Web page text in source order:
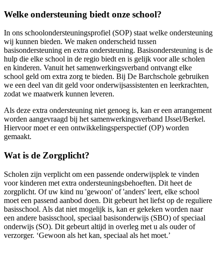
Welke ondersteuning biedt onze school?
In ons schoolondersteuningsprofiel (SOP) staat welke ondersteuning
wij kunnen bieden. We maken onderscheid tussen
basisondersteuning en extra ondersteuning. Basisondersteuning is de
hulp die elke school in de regio biedt en is gelijk voor alle scholen
en kinderen. Vanuit het samenwerkingsverband ontvangt elke
school geld om extra zorg te bieden. Bij De Barchschole gebruiken
we een deel van dit geld voor onderwijsassistenten en leerkrachten,
zodat we maatwerk kunnen leveren.
Als deze extra ondersteuning niet genoeg is, kan er een arrangement
worden aangevraagd bij het samenwerkingsverband IJssel/Berkel.
Hiervoor moet er een ontwikkelingsperspectief (OP) worden
gemaakt.
Wat is de Zorgplicht?
Scholen zijn verplicht om een passende onderwijsplek te vinden
voor kinderen met extra ondersteuningsbehoeften. Dit heet de
zorgplicht. Of uw kind nu 'gewoon' of 'anders' leert, elke school
moet een passend aanbod doen. Dit gebeurt het liefst op de reguliere
basisschool. Als dat niet mogelijk is, kan er gekeken worden naar
een andere basisschool, speciaal basisonderwijs (SBO) of speciaal
onderwijs (SO). Dit gebeurt altijd in overleg met u als ouder of
verzorger. ‘Gewoon als het kan, speciaal als het moet.’